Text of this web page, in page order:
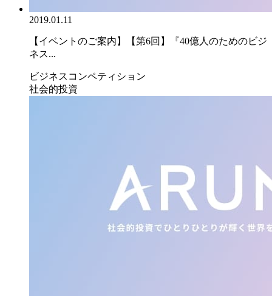
2019.01.11
【イベントのご案内】【第6回】『40億人のためのビジ
ネス...
ビジネスコンペティション
社会的投資